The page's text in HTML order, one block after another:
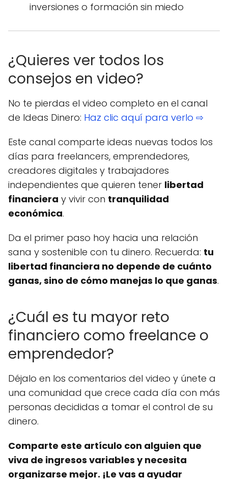
inversiones o formación sin miedo
¿Quieres ver todos los
consejos en video?
No te pierdas el video completo en el canal
de Ideas Dinero: Haz clic aquí para verlo ⇨
Este canal comparte ideas nuevas todos los
días para freelancers, emprendedores,
creadores digitales y trabajadores
independientes que quieren tener libertad
financiera y vivir con tranquilidad
económica.
Da el primer paso hoy hacia una relación
sana y sostenible con tu dinero. Recuerda: tu
libertad financiera no depende de cuánto
ganas, sino de cómo manejas lo que ganas.
¿Cuál es tu mayor reto
financiero como freelance o
emprendedor?
Déjalo en los comentarios del video y únete a
una comunidad que crece cada día con más
personas decididas a tomar el control de su
dinero.
Comparte este artículo con alguien que
viva de ingresos variables y necesita
organizarse mejor. ¡Le vas a ayudar